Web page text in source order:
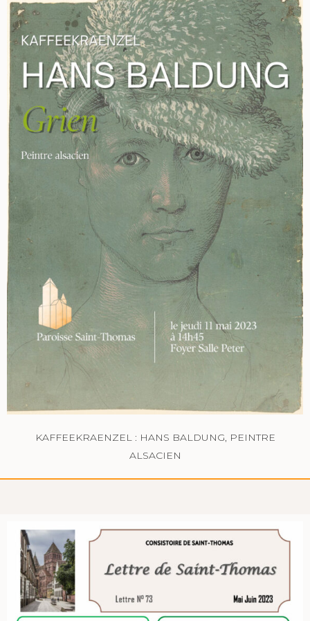
KAFFEEKRAENZEL : HANS BALDUNG, PEINTRE
ALSACIEN